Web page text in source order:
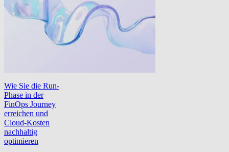
Wie Sie die Run-
Phase in der
FinOps Journey
erreichen und
Cloud-Kosten
nachhaltig
optimieren